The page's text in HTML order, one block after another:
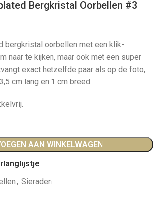
Bergkristal Oorbellen #3
bergkristal oorbellen met een klik-
naar te kijken, maar ook met een super
exact hetzelfde paar als op de foto,
cm lang en 1 cm breed.
AAN WINKELWAGEN
, Sieraden